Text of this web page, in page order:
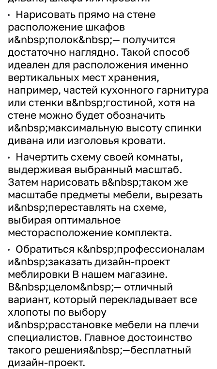
Нарисовать прямо на стене
расположение шкафов
и&nbsp;полок&nbsp;— получится
достаточно наглядно. Такой способ
идеален для расположения именно
вертикальных мест хранения,
например, частей кухонного гарнитура
или стенки в&nbsp;гостиной, хотя на
стене можно будет обозначить
и&nbsp;максимальную высоту спинки
дивана или изголовья кровати.
Начертить схему своей комнаты,
выдерживая выбранный масштаб.
Затем нарисовать в&nbsp;таком же
масштабе предметы мебели, вырезать
и&nbsp;переставлять на схеме,
выбирая оптимальное
месторасположение комплекта.
Обратиться к&nbsp;профессионалам
и&nbsp;заказать дизайн-проект
меблировки В нашем магазине.
В&nbsp;целом&nbsp;— отличный
вариант, который перекладывает все
хлопоты по выбору
и&nbsp;расстановке мебели на плечи
специалистов. Главное достоинство
такого решения&nbsp;—бесплатный
дизайн-проект.